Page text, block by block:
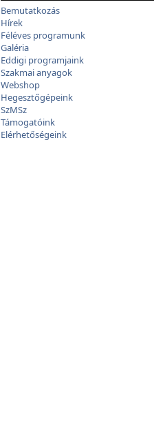
Bemutatkozás
Hírek
Féléves programunk
Galéria
Eddigi programjaink
Szakmai anyagok
Webshop
Hegesztőgépeink
SzMSz
Támogatóink
Elérhetőségeink